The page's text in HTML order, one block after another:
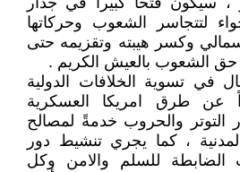
لتتجاسر الشعوب وحركاتها
وكسر هيبته وتقزيمه حتى
حق الشعوب بالعيش الكريم .
في تسوية الخلافات الدولية
عن طرق امريكا العسكرية
التوتر والحروب خدمةً لمصالح
، كما يجري تنشيط دور
الضابطة للسلم والامن وكل